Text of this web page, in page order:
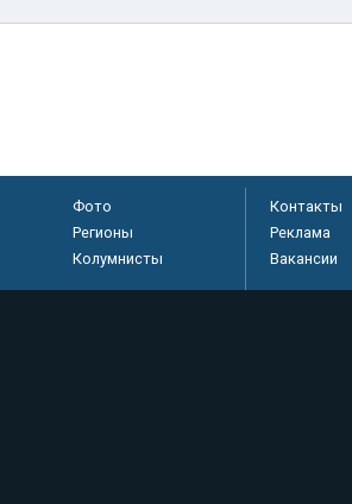
Фото
Регионы
Колумнисты
Контакты
Реклама
Вакансии